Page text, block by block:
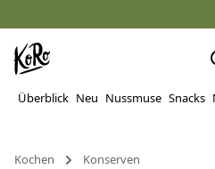
Überblick Neu Nussmuse Snacks
Kochen
Konserven